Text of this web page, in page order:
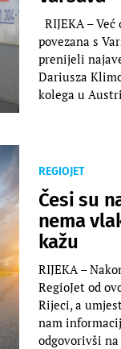
RIJEKA –
povezana s
prenijeli
Dariusza
kolega u
REGIOJET
Česi su
nema
kažu
RIJEKA –
RegioJet od
Rijeci, a
nam
odgovorivši